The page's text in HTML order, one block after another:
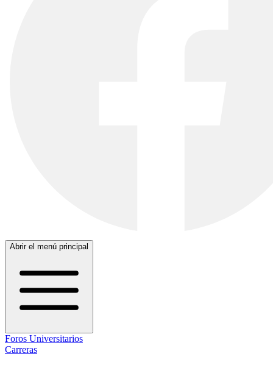
Abrir el menú principal
Foros Universitarios
Carreras